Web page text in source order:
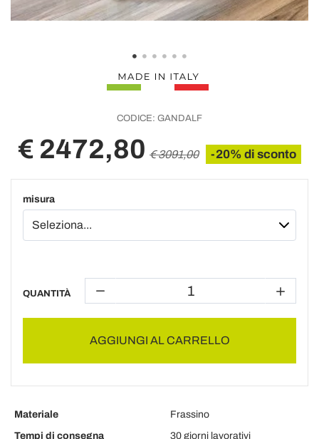
CODICE: GANDALF
€ 2472,80 € 3091,00 -20% di sconto
misura
QUANTITÀ
AGGIUNGI AL CARRELLO
Materiale
Frassino
Tempi di consegna
30 giorni lavorativi